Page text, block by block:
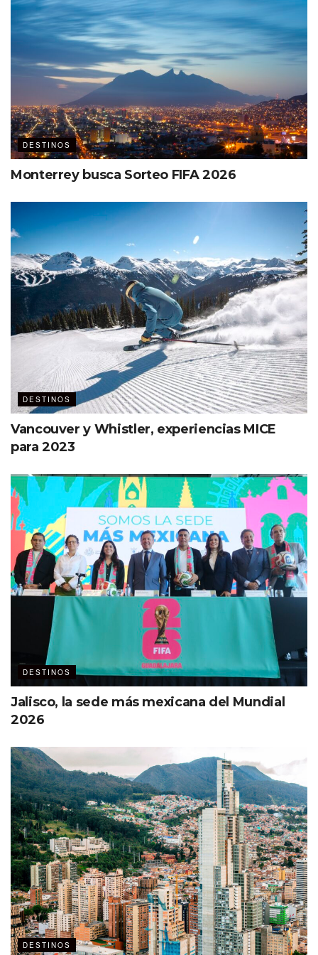
Baile colombiano
Directivos con aliados
comerciales
Cabe destacar que la Ciudad de México también conecta,
desde hace 15 años con Bogotá, y desde hace 10 con
Medellín. México es el segundo destino para Colombia, de
ahí la importancia de incrementar el puente aéreo.
Desde el Aeropuerto Internacional Benito Juárez
1 frecuencia diaria
10,000 asientos adicionales
Etiquetas: Aeroméxico Destacados
DESTINOS
Monterrey busca Sorteo FIFA 2026
DESTINOS
Vancouver y Whistler, experiencias MICE
para 2023
DESTINOS
Jalisco, la sede más mexicana del Mundial
2026
DESTINOS